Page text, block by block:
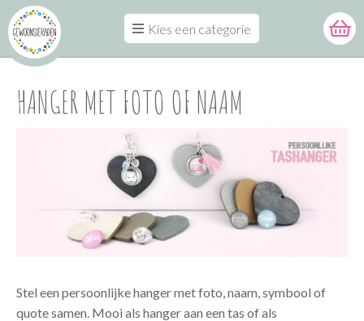
Kies een categorie
HANGER MET FOTO OF NAAM
Stel een persoonlijke hanger met foto, naam, symbool of
quote samen. Mooi als hanger aan een tas of als